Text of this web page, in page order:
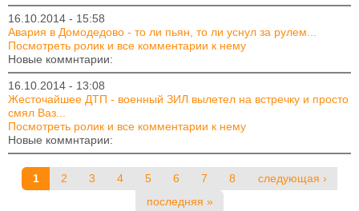
16.10.2014 - 15:58
Авария в Домодедово - то ли пьян, то ли уснул за рулем...
Посмотреть ролик и все комментарии к нему
Новые коммнтарии:
16.10.2014 - 13:08
Жесточайшее ДТП - военный ЗИЛ вылетел на встречку и просто
смял Ваз...
Посмотреть ролик и все комментарии к нему
Новые коммнтарии:
Страницы
1 2 3 4 5 6 7 8
следующая ›
последняя »